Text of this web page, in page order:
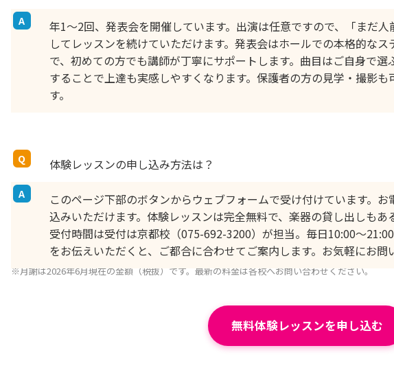
年1〜2回、発表会を開催しています。出演は任意ですので、「まだ
してレッスンを続けていただけます。発表会はホールでの本格的な
で、初めての方でも講師が丁寧にサポートします。曲目はご自身で
することで上達も実感しやすくなります。保護者の方の見学・撮影
す。
体験レッスンの申し込み方法は？
このページ下部のボタンからウェブフォームで受け付けています。
込みいただけます。体験レッスンは完全無料で、楽器の貸し出しもあ
受付時間は受付は京都校（075-692-3200）が担当。毎日10:00〜
をお伝えいただくと、ご都合に合わせてご案内します。お気軽にお問
※月謝は2026年6月現在の金額（税抜）です。最新の料金は各校へお問い合わせください。
無料体験レッスンを申し込む